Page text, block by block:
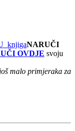
NARUČI
OVDJE svoju
malo primjeraka za